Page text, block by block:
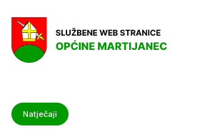
Natječaji